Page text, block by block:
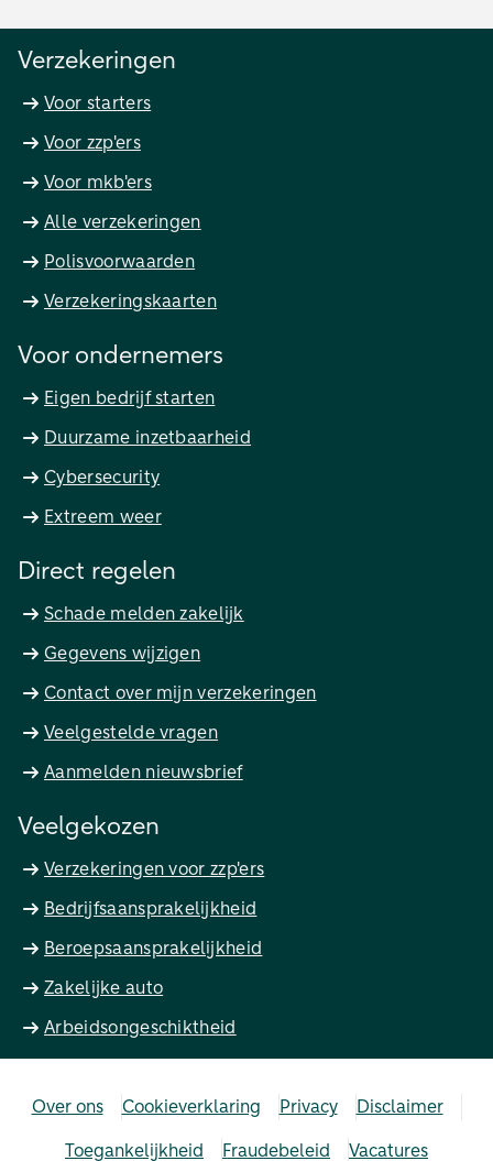
Verzekeringen
Voor starters
Voor zzp'ers
Voor mkb'ers
Alle verzekeringen
Polisvoorwaarden
Verzekeringskaarten
Voor ondernemers
Eigen bedrijf starten
Duurzame inzetbaarheid
Cybersecurity
Extreem weer
Direct regelen
Schade melden zakelijk
Gegevens wijzigen
Contact over mijn verzekeringen
Veelgestelde vragen
Aanmelden nieuwsbrief
Veelgekozen
Verzekeringen voor zzp'ers
Bedrijfsaansprakelijkheid
Beroepsaansprakelijkheid
Zakelijke auto
Arbeidsongeschiktheid
Over ons Cookieverklaring Privacy Disclaimer
Toegankelijkheid Fraudebeleid Vacatures